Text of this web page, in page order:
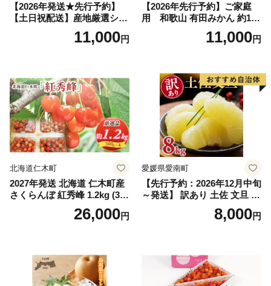
【2026年発送★先行予約】
【土日祝配送】産地厳選シャ
インマスカット1.2kg～1.3kg
（2房～3房）※沖縄・離島配
笛吹市 山梨県 フルーツ 果物
ぶどう 葡萄 大粒 シャインマ
スカット おすすめ シャイン
マスカット 贈答 ギフト 産地
笛吹市 シャインマスカット
笛吹 葡萄 国産 ぶどう 人気
国産 1.2kg 先行｜
11,000円
【2026年先行予約】ご家庭
用 和歌山 有田みかん 約10k
g (2L、3Lサイズ)【湯浅町】
11,000円
北海道仁木町
2027年発送 北海道 仁木町産
さくらんぼ 紅秀峰 1.2kg (300
g×4パック) Lサイズ以上 旬
桜桃 産地直送 サクランボ チ
26,000円
愛媛県愛南町
【先行予約：2026年12月中旬
～発送】 訳あり 土佐 文旦 8k
g (Mサイズ以上サイズミック
ス) 8000円 わけあり ぶんた
産 農家直送 期間限定 特産品
サイズミックス くらもとフ
ァーム 愛南町 愛媛県
8,000円